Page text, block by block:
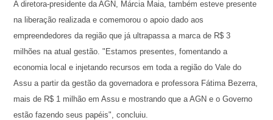
A diretora-presidente da AGN, Márcia Maia, também esteve presente
na liberação realizada e comemorou o apoio dado aos
empreendedores da região que já ultrapassa a marca de R$ 3
milhões na atual gestão. "Estamos presentes, fomentando a
economia local e injetando recursos em toda a região do Vale do
Assu a partir da gestão da governadora e professora Fátima Bezerra,
mais de R$ 1 milhão em Assu e mostrando que a AGN e o Governo
estão fazendo seus papéis", concluiu.